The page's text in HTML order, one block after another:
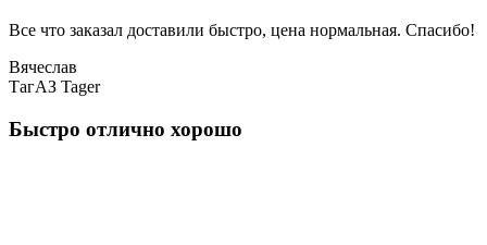
Все что заказал доставили быстро, цена нормальная. Спасибо!
Вячеслав
ТагАЗ Tager
Быстро отлично хорошо